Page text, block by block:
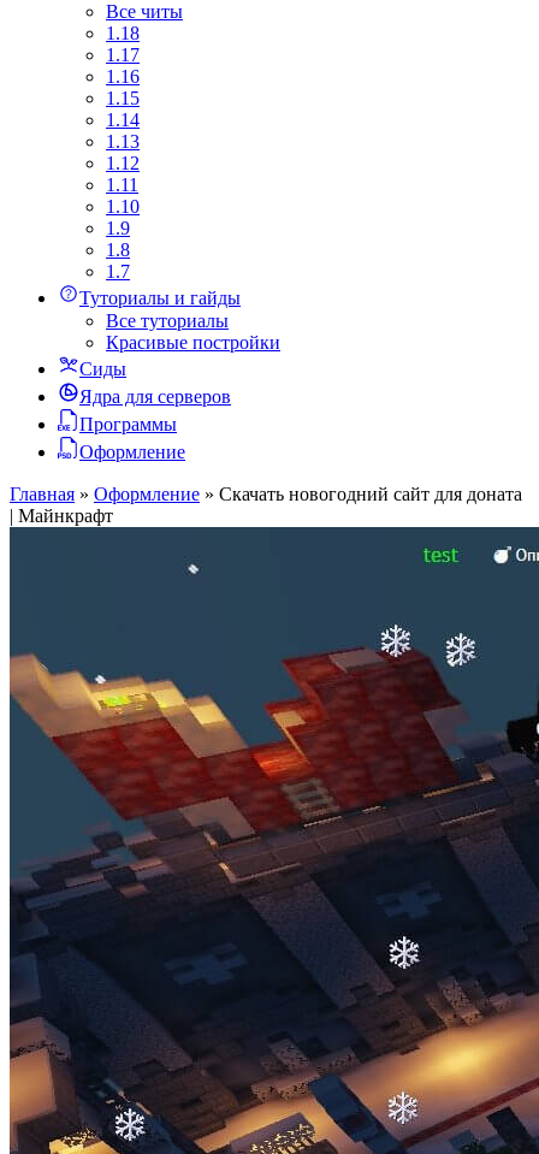
Все читы
1.18
1.17
1.16
1.15
1.14
1.13
1.12
1.11
1.10
1.9
1.8
1.7
Туториалы и гайды
Все туториалы
Красивые постройки
Сиды
Ядра для серверов
Программы
Оформление
Главная » Оформление » Скачать новогодний сайт для доната
| Майнкрафт